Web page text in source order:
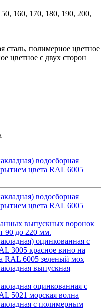
160, 170, 180, 190, 200,
сталь, полимерное цветное
цветное с двух сторон